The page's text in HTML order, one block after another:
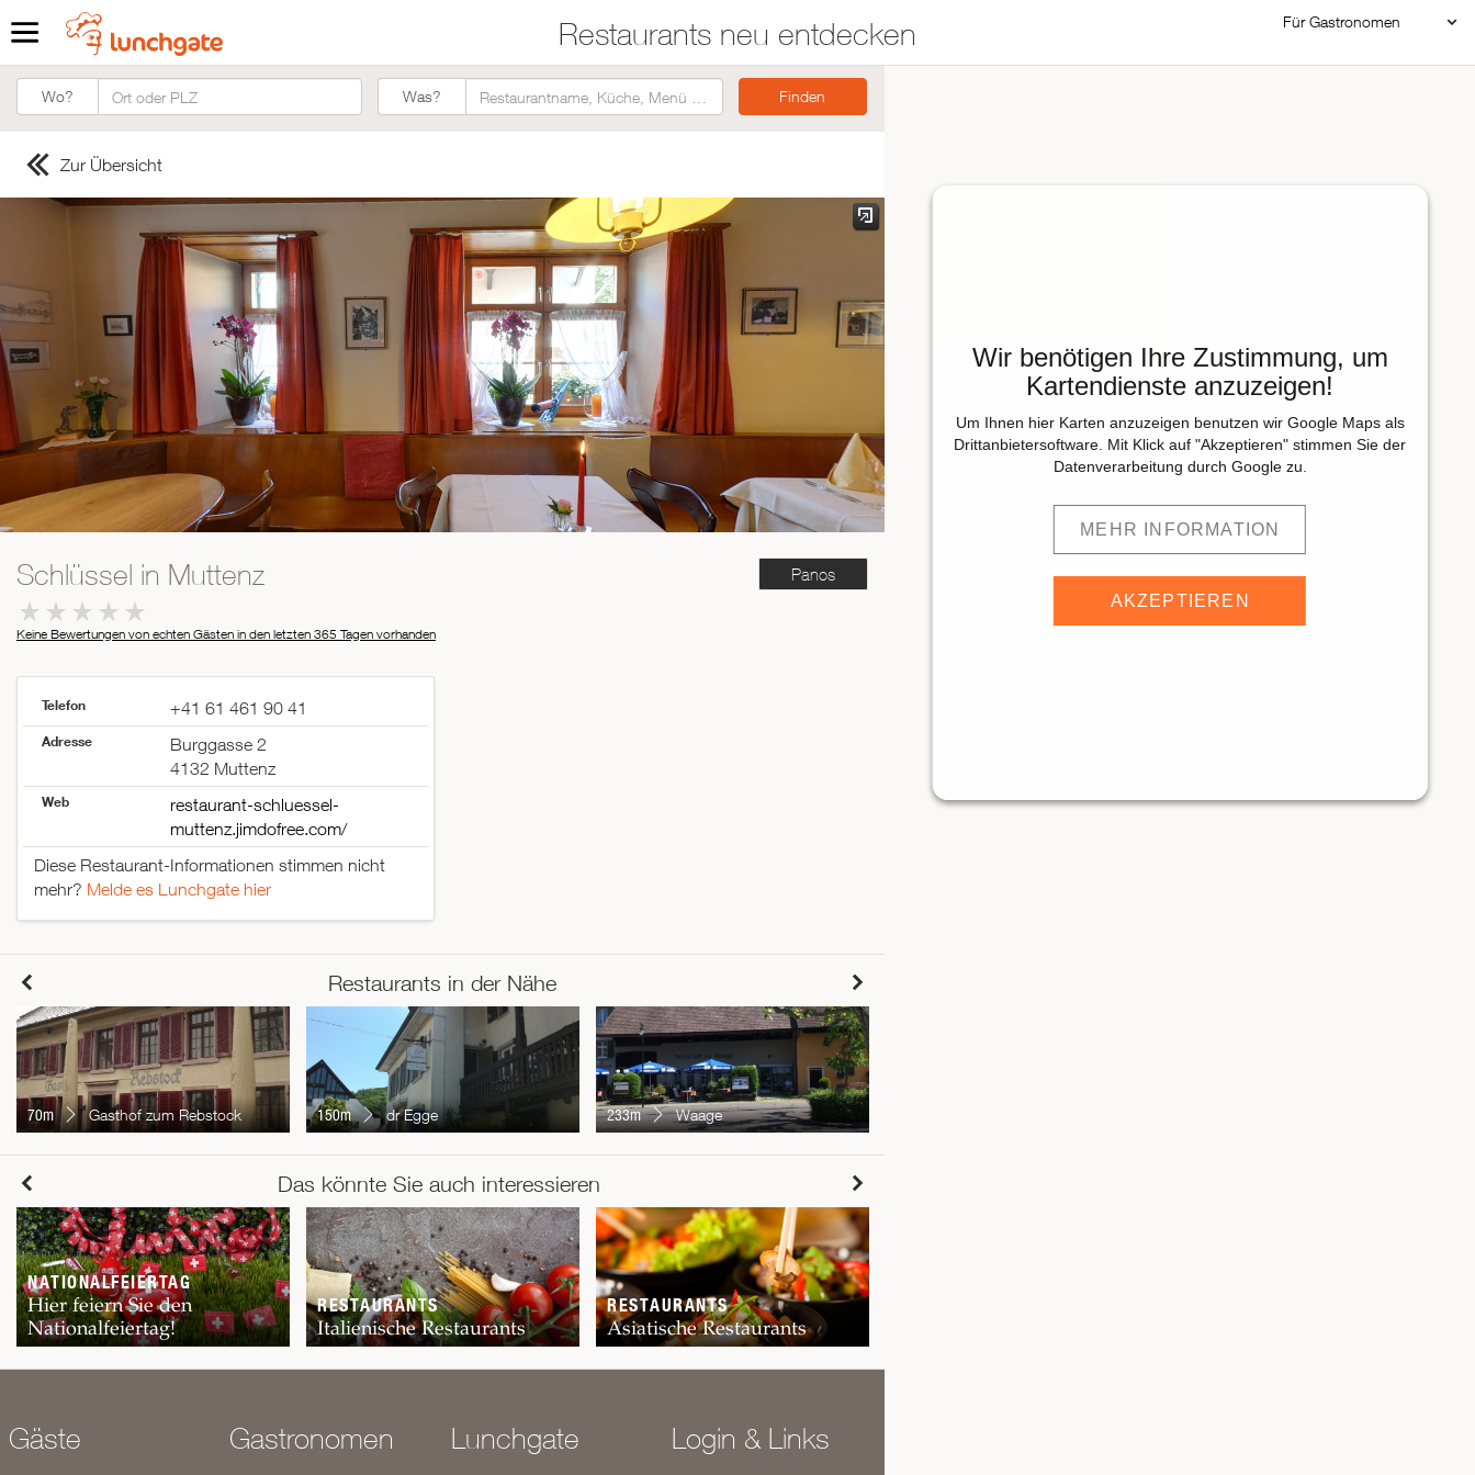
Restaurants neu entdecken
Für Gastronomen
ZUR STARTSEITE ZUR RESTAURANTSUCHE
Französisch
Traditionell
Spanisch
Wo? Was?Was?
Zur Übersicht
Panos
Schlüssel in Muttenz
Keine Bewertungen von echten Gästen in den letzten 365 Tagen vorhanden
Telefon +41 61 461 90 41
Adresse
Burggasse 2
4132 Muttenz
Web
restaurant-schluessel-
muttenz.jimdofree.com/
Diese Restaurant-Informationen stimmen nicht
mehr? Melde es Lunchgate hier
Restaurants in der Nähe
70m Gasthof zum Rebstock 150m dr Egge 233m Waage
Das könnte Sie auch interessieren
NATIONALFEIERTAG
Hier feiern Sie den
Nationalfeiertag!
RESTAURANTS
Italienische Restaurants
RESTAURANTS
Asiatische Restaurants
Gäste Gastronomen Lunchgate Login & Links
Wir benötigen Ihre Zustimmung, um
Kartendienste anzuzeigen!
Um Ihnen hier Karten anzuzeigen benutzen wir Google Maps als
Drittanbietersoftware. Mit Klick auf "Akzeptieren" stimmen Sie der
Datenverarbeitung durch Google zu.
MEHR INFORMATION
AKZEPTIEREN